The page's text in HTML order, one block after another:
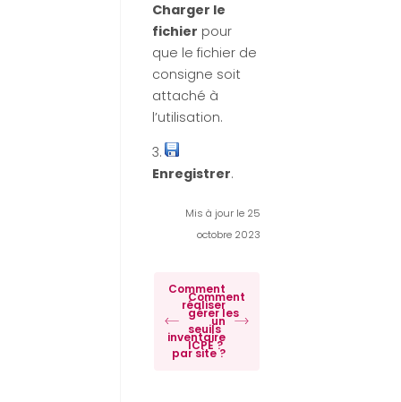
Charger le
fichier pour
que le fichier de
consigne soit
attaché à
l’utilisation.
3.
Enregistrer.
Mis à jour le 25
octobre 2023
Comment
gérer les
seuils
ICPE ?
Comment
réaliser
un
inventaire
par site ?